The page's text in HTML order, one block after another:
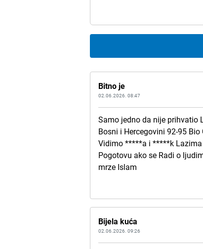
Bitno je
02.06.2026. 08:47
Samo jedno da nije
Bosni i Hercegovini 92-95
Vidimo *****a i *****k
Pogotovu ako se Radi o
mrze Islam
Bijela kuća
02.06.2026. 09:26